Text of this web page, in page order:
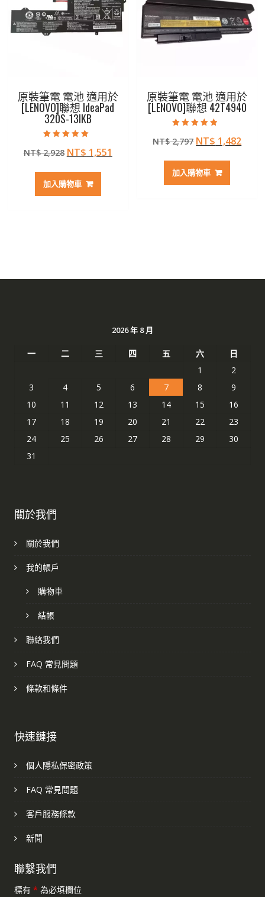
原裝筆電 電池 適用於
[LENOVO]聯想 IdeaPad
320S-13IKB
5.00
滿分 5
NT$2,928 原
價
格：
NT$ 1,551
加入購物車
原裝筆電 電池 適用於
[LENOVO]聯想 42T4940
4.50
滿分 5
NT$2,797 原
價
格：
NT$ 1,482目
加入購物車
2026 年 8 月
一 二 三 四 五 六
日
1
2
3
4 5 6 7 8
9
10
11 12 13 14 15
16
17
18 19 20 21 22
23
24
25 26 27 28 29
30
31
關於我們
關於我們
我的帳戶
購物車
結帳
聯絡我們
FAQ 常見問題
條款和條件
快速鏈接
個人隱私保密政策
FAQ 常見問題
客戶服務條款
新聞
聯繫我們
標有 * 為必填欄位